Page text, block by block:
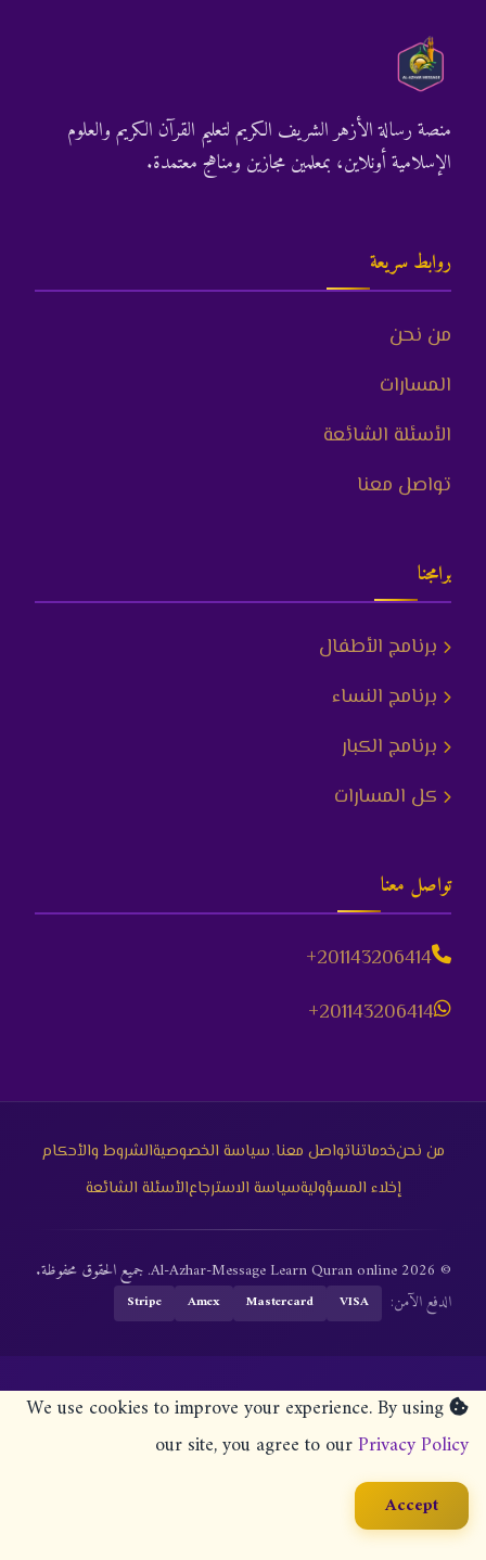
منصة رسالة الأزهر الشريف الكريم لتعليم القرآن الكريم والعلوم
الإسلامية أونلاين، بمعلمين مجازين ومناهج معتمدة.
روابط سريعة
من نحن
المسارات
الأسئلة الشائعة
تواصل معنا
برامجنا
برنامج الأطفال
برنامج النساء
برنامج الكبار
كل المسارات
تواصل معنا
+201143206414
+201143206414
من نحنخدماتناتواصل معنا·سياسة الخصوصيةالشروط والأحكام
إخلاء المسؤوليةسياسة الاسترجاعالأسئلة الشائعة
© 2026 Al-Azhar-Message Learn Quran online. جميع الحقوق محفوظة.
الدفع الآمن: VISA
Mastercard
Amex
Stripe
We use cookies to improve your experience. By using
our site, you agree to ourPrivacy Policy
Accept